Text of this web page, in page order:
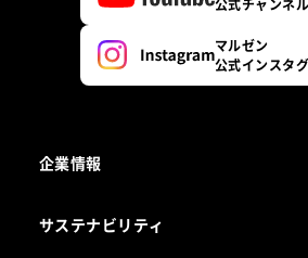
公式チャンネル
マルゼン
公式インスタ
企業情報
サステナビリティ